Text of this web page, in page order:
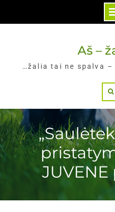
Aš –
…žalia tai ne spalva –